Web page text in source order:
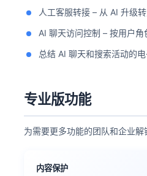
人工客服转接 – 从 AI 升级
AI 聊天访问控制 – 按用户
总结 AI 聊天和搜索活动的
专业版功能
为需要更多功能的团队和企业解
内容保护